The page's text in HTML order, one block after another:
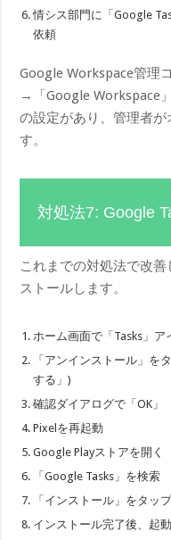
情シス部門に「Google
依頼
Google Workspace管理
→「Google Workspace
の設定があり、管理者
す。
対処法7: Google
これまでの対処法で改
ストールします。
ホーム画面で「Tasks」ア
「アンインストール」を
する」)
確認ダイアログで「OK」
Pixelを再起動
Google Playストアを開く
「Google Tasks」を検索
「インストール」をタッ
インストール完了後、起動